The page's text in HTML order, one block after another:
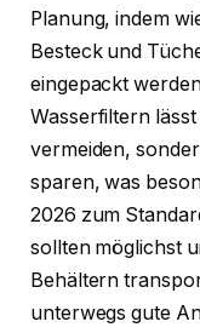
Planung, indem
Besteck und
eingepackt
Wasserfiltern lässt
vermeiden,
sparen, was
2026 zum
sollten möglichst
Behältern
unterwegs gute